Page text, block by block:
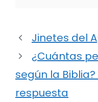
Jinetes del
¿Cuántas
según la
respuesta